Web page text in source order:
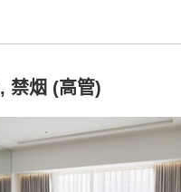
禁烟 (高管)